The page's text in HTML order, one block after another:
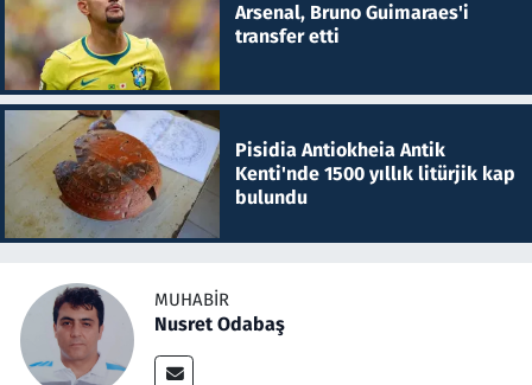
Arsenal, Bruno Guimaraes'i
transfer etti
Pisidia Antiokheia Antik
Kenti'nde 1500 yıllık litürjik kap
bulundu
MUHABIR
Nusret Odabaş